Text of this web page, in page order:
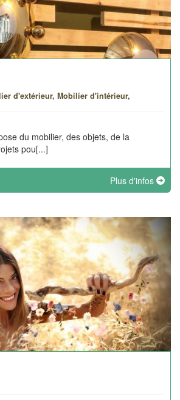
d'extérieur, Mobilier d'intérieur,
du mobilier, des objets, de la
pou[...]
Plus d'infos